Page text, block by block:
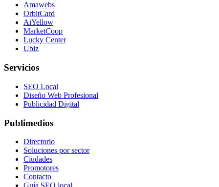
Amawebs
OrbitCard
AiYellow
MarketCoop
Lucky Center
Ubiz
Servicios
SEO Local
Diseño Web Profesional
Publicidad Digital
Publimedios
Directorio
Soluciones por sector
Ciudades
Promotores
Contacto